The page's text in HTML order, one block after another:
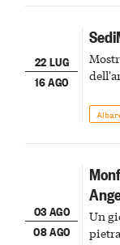
22 LUG
16 AGO
03 AGO
08 AGO
Un